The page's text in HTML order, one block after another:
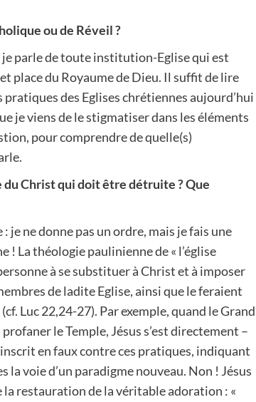
ou de Réveil ?
je parle de toute institution-Eglise qui est
place du Royaume de Dieu. Il suffit de lire
des Eglises chrétiennes aujourd’hui
je viens de le stigmatiser dans les éléments
pour comprendre de quelle(s)
du Christ qui doit être détruite ? Que
je ne donne pas un ordre, mais je fais une
! La théologie paulinienne de « l’église
à se substituer à Christ et à imposer
de ladite Eglise, ainsi que le feraient
Luc 22,24-27). Par exemple, quand le Grand
le Temple, Jésus s’est directement –
en faux contre ces pratiques, indiquant
la voie d’un paradigme nouveau. Non ! Jésus
la restauration de la véritable adoration : «